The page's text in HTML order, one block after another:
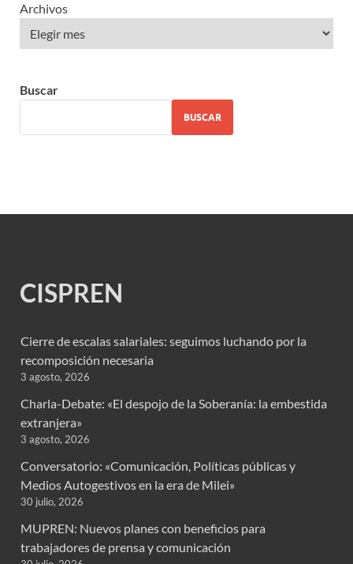
Archivos
Buscar
BUSCAR
CISPREN
Cierre de escalas salariales: seguimos luchando por la
recomposición necesaria
3 agosto, 2026
Charla-Debate: «El despojo de la Soberanía: la embestida
extranjera»
3 agosto, 2026
Conversatorio: «Comunicación, Políticas públicas y
Medios Autogestivos en la era de Milei»
30 julio, 2026
MUPREN: Nuevos planes con beneficios para
trabajadores de prensa y comunicación